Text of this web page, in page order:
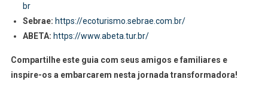
br
Sebrae: https://ecoturismo.sebrae.com.br/
ABETA: https://www.abeta.tur.br/
Compartilhe este guia com seus amigos e familiares e
inspire-os a embarcarem nesta jornada transformadora!